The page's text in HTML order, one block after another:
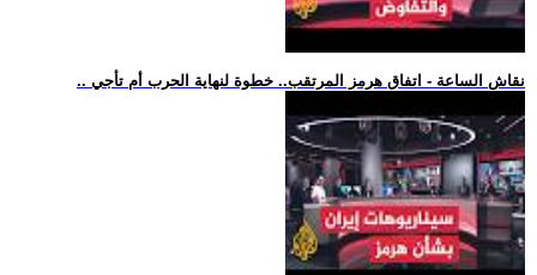
.. نقاش الساعة - اتفاق هرمز المرتقب.. خطوة لنهاية الحرب أم تأجي